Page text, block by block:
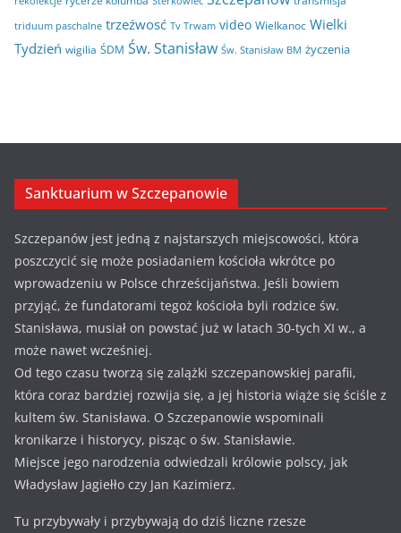
triduum paschalne trzeźwosć Tv Trwam video Wielkanoc Wielki
Tydzień wigilia ŚDM Św. Stanisław Św. Stanisław BM życzenia
Sanktuarium w Szczepanowie
Szczepanów jest jedną z najstarszych miejscowości, która
poszczycić się może posiadaniem kościoła wkrótce po
wprowadzeniu w Polsce chrześcijaństwa. Jeśli bowiem
przyjąć, że fundatorami tegoż kościoła byli rodzice św.
Stanisława, musiał on powstać już w latach 30-tych XI w., a
może nawet wcześniej.
Od tego czasu tworzą się zalążki szczepanowskiej parafii,
która coraz bardziej rozwija się, a jej historia wiąże się ściśle z
kultem św. Stanisława. O Szczepanowie wspominali
kronikarze i historycy, pisząc o św. Stanisławie.
Miejsce jego narodzenia odwiedzali królowie polscy, jak
Władysław Jagiełło czy Jan Kazimierz.
Tu przybywały i przybywają do dziś liczne rzesze